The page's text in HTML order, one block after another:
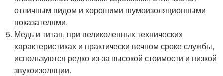
отличным видом и хорошими шумоизоляционными
показателями.
Медь и титан, при великолепных технических
характеристиках и практически вечном сроке службы,
используются редко из-за высокой стоимости и низкой
звукоизоляции.